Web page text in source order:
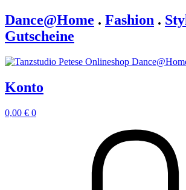
Dance@Home . Fashion .
Gutscheine
Konto
0,00 € 0